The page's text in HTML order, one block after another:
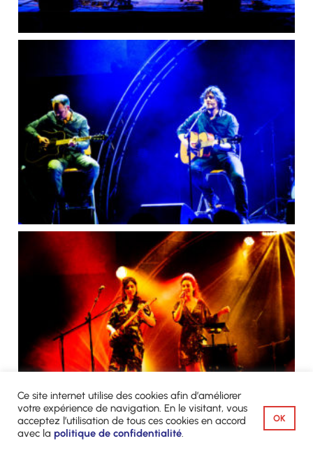
Ce site internet utilise des cookies afin d’améliorer
votre expérience de navigation. En le visitant, vous
acceptez l’utilisation de tous ces cookies en accord
avec la politique de confidentialité.
OK